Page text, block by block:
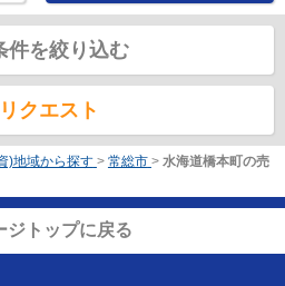
件を絞り込む
クエスト
)地域から探す > 常総市 > 水海道橋本町の売
ジトップに戻る